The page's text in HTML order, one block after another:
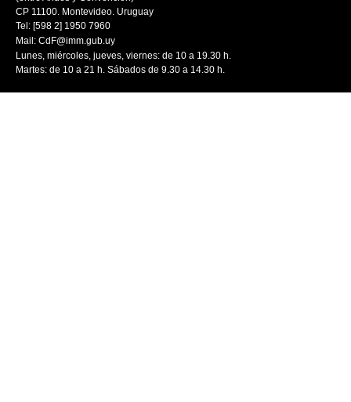
CP 11100. Montevideo. Uruguay
Tel: [598 2] 1950 7960
Mail: CdF@imm.gub.uy
Lunes, miércoles, jueves, viernes: de 10 a 19.30 h.
Martes: de 10 a 21 h. Sábados de 9.30 a 14.30 h.